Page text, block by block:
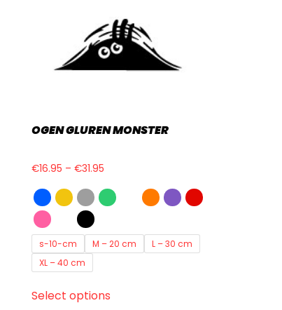
OGEN GLUREN MONSTER
€16.95 – €31.95
s-10-cm M – 20 cm
L – 30 cm
XL – 40 cm
Select options